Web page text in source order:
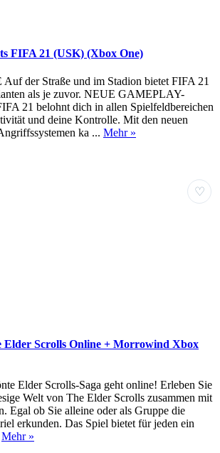
FIFA 21 (USK) (Xbox One)
der Straße und im Stadion bietet FIFA 21
als je zuvor. NEUE GAMEPLAY-
21 belohnt dich in allen Spielfeldbereichen
und deine Kontrolle. Mit den neuen
ka ... Mehr »
♡
Elder Scrolls Online + Morrowind Xbox
Elder Scrolls-Saga geht online! Erleben Sie
Welt von The Elder Scrolls zusammen mit
Egal ob Sie alleine oder als Gruppe die
erkunden. Das Spiel bietet für jeden ein
Mehr »